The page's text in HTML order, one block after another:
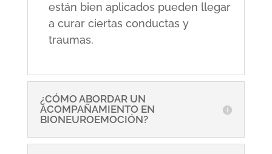
están bien aplicados pueden llegar
a curar ciertas conductas y
traumas.
¿CÓMO ABORDAR UN
ACOMPAÑAMIENTO EN
BIONEUROEMOCIÓN?